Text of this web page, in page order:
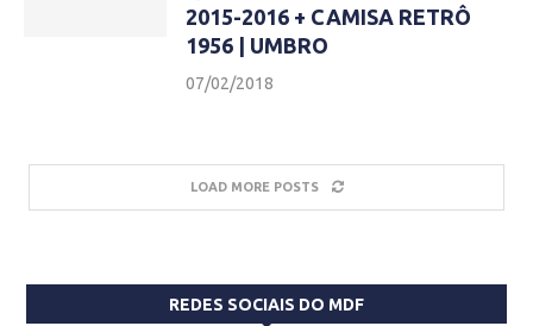
2015-2016 + CAMISA RETRÔ
1956 | UMBRO
07/02/2018
LOAD MORE POSTS
REDES SOCIAIS DO MDF